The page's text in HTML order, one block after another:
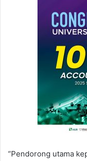
“Pendorong utama